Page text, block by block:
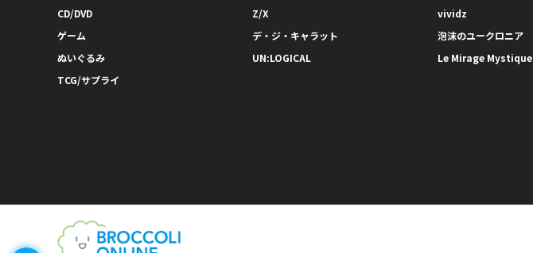
CD/DVD
ゲーム
ぬいぐるみ
TCG/サプライ
Z/X
vividz
デ・ジ・キャラット
泡沫のユークロニア
UN:LOGICAL
Le Mirage Mystique